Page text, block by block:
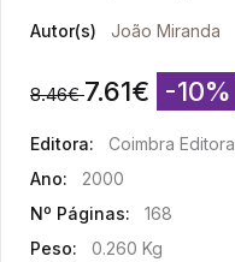
Autor(s) João Miranda
8.46€ 7.61€ -10%
Editora:
Coimbra Editora
Ano:
2000
Nº Páginas:
168
Peso:
0.260 Kg